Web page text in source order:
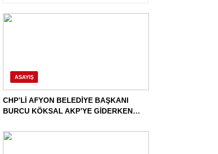
ASAYIŞ
CHP’Lİ AFYON BELEDİYE BAŞKANI
BURCU KÖKSAL AKP’YE GİDERKEN